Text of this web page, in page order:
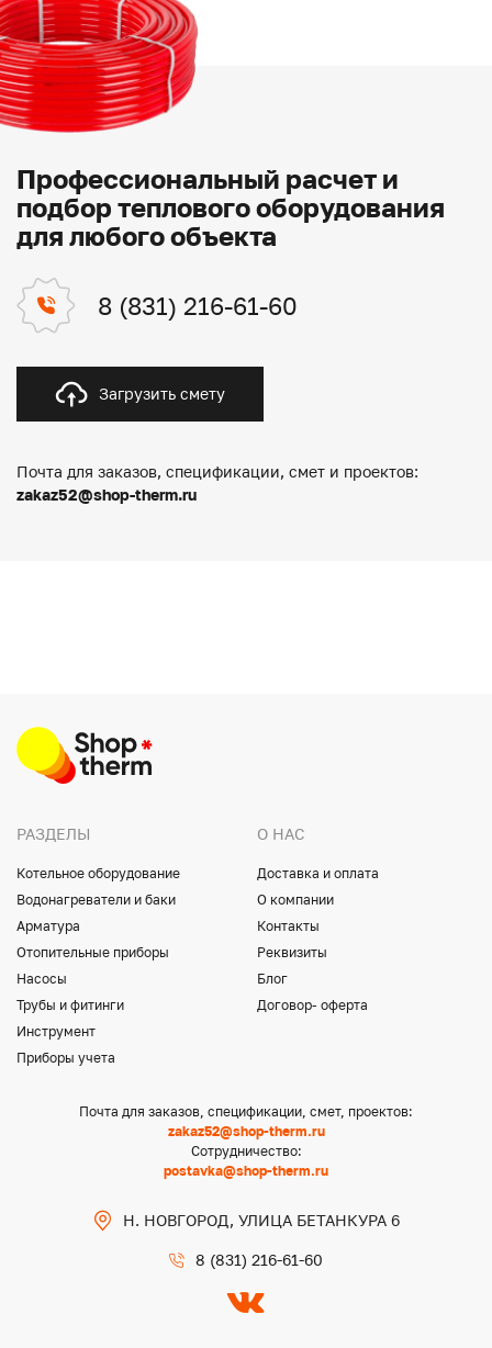
Профессиональный расчет и
подбор теплового оборудования
для любого объекта
8 (831) 216-61-60
Загрузить смету
Почта для заказов, спецификации, смет и проектов:
zakaz52@shop-therm.ru
РАЗДЕЛЫ
Котельное оборудование
Водонагреватели и баки
Арматура
Отопительные приборы
Насосы
Трубы и фитинги
Инструмент
Приборы учета
О НАС
Доставка и оплата
О компании
Контакты
Реквизиты
Блог
Договор- оферта
Почта для заказов, спецификации, смет, проектов:
zakaz52@shop-therm.ru
Сотрудничество:
postavka@shop-therm.ru
Н. НОВГОРОД, УЛИЦА БЕТАНКУРА 6
8 (831) 216-61-60